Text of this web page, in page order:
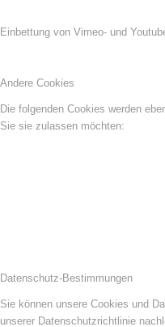
Einbettung von Vimeo- und
Andere Cookies
Die folgenden Cookies werden
Sie sie zulassen möchten:
Datenschutz-Bestimmungen
Sie können unsere Cookies und
unserer Datenschutzrichtlinie